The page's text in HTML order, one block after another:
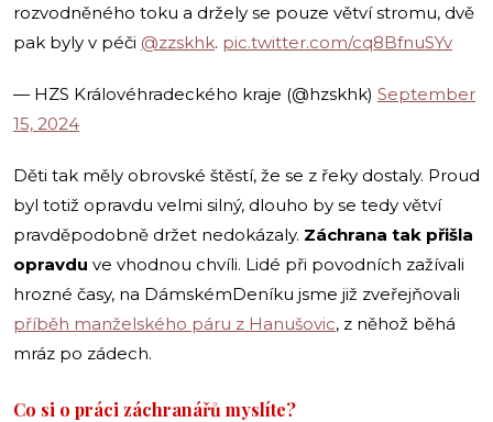
rozvodněného toku a držely se pouze větví stromu, dvě
pak byly v péči @zzskhk. pic.twitter.com/cq8BfnuSYv
— HZS Královéhradeckého kraje (@hzskhk) September
15, 2024
Děti tak měly obrovské štěstí, že se z řeky dostaly. Proud
byl totiž opravdu velmi silný, dlouho by se tedy větví
pravděpodobně držet nedokázaly. Záchrana tak přišla
opravdu ve vhodnou chvíli. Lidé při povodních zažívali
hrozné časy, na DámskémDeníku jsme již zveřejňovali
příběh manželského páru z Hanušovic, z něhož běhá
mráz po zádech.
Co si o práci záchranářů myslíte?